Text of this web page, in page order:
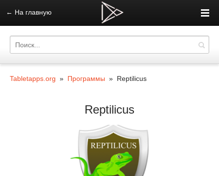
← На главную
Tabletapps.org » Программы » Reptilicus
Reptilicus